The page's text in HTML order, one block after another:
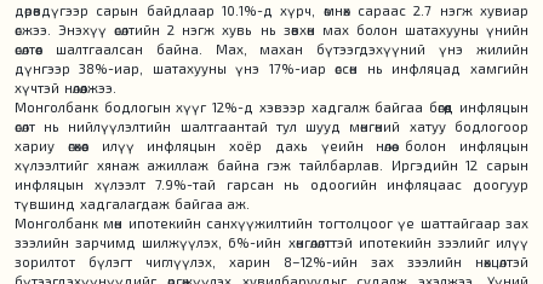
дөрөвдүгээр сарын байдлаар 10.1%-д хүрч, өмнөх сараас 2.7 нэгж хувиар
өсжээ. Энэхүү өсөлтийн 2 нэгж хувь нь зөвхөн мах болон шатахууны үнийн
өсөлтөөс шалтгаалсан байна. Мах, махан бүтээгдэхүүний үнэ жилийн
дүнгээр 38%-иар, шатахууны үнэ 17%-иар өссөн нь инфляцад хамгийн
хүчтэй нөлөөлжээ.
Монголбанк бодлогын хүүг 12%-д хэвээр хадгалж байгаа бөгөөд инфляцын
өсөлт нь нийлүүлэлтийн шалтгаантай тул шууд мөнгөний хатуу бодлогоор
хариу өгөхөөс илүү инфляцын хоёр дахь үеийн нөлөө болон инфляцын
хүлээлтийг хянаж ажиллаж байна гэж тайлбарлав. Иргэдийн 12 сарын
инфляцын хүлээлт 7.9%-тай гарсан нь одоогийн инфляцаас доогуур
түвшинд хадгалагдаж байгаа аж.
Монголбанк мөн ипотекийн санхүүжилтийн тогтолцоог үе шаттайгаар зах
зээлийн зарчимд шилжүүлэх, 6%-ийн хөнгөлөлттэй ипотекийн зээлийг илүү
зорилтот бүлэгт чиглүүлэх, харин 8–12%-ийн зах зээлийн нөхцөлтэй